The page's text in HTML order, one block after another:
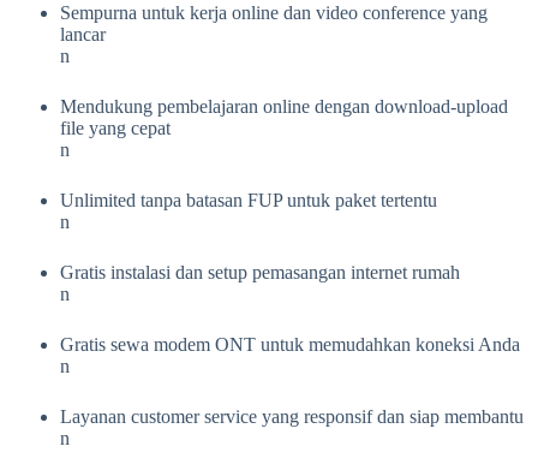
Sempurna untuk kerja online dan video conference yang
lancar
n
Mendukung pembelajaran online dengan download-upload
file yang cepat
n
Unlimited tanpa batasan FUP untuk paket tertentu
n
Gratis instalasi dan setup pemasangan internet rumah
n
Gratis sewa modem ONT untuk memudahkan koneksi Anda
n
Layanan customer service yang responsif dan siap membantu
n